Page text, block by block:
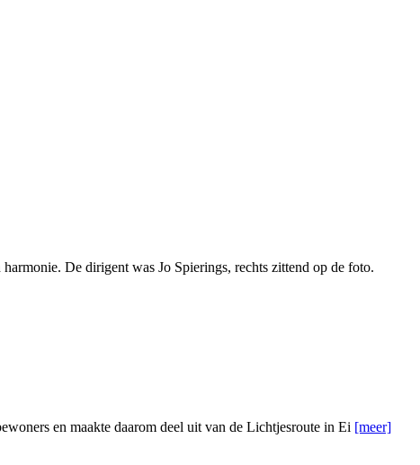
De dirigent was Jo Spierings, rechts zittend op de foto.
en maakte daarom deel uit van de Lichtjesroute in Ei [meer]